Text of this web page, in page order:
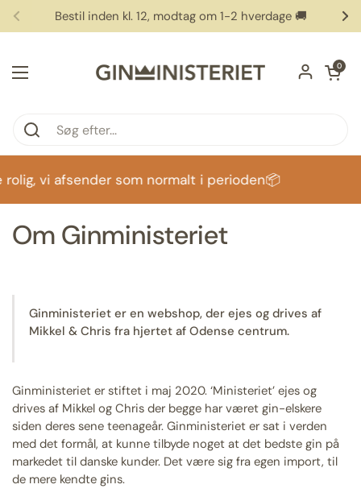
Gå til indhold
Forrige
Bestil inden kl. 12, modtag om 1-2 hverdage 🚚
Åbn menuen
Åben
0
vi afsender som normalt i perioden📦
Om Ginministeriet
Ginministeriet er en webshop, der ejes og drives af
Mikkel & Chris fra hjertet af Odense centrum.
Ginministeriet er stiftet i maj 2020. ‘Ministeriet’ ejes og
drives af Mikkel og Chris der begge har været gin-elskere
siden deres sene teenageår. Ginministeriet er sat i verden
med det formål, at kunne tilbyde noget at det bedste gin på
markedet til danske kunder. Det være sig fra egen import, til
de mere kendte gins.